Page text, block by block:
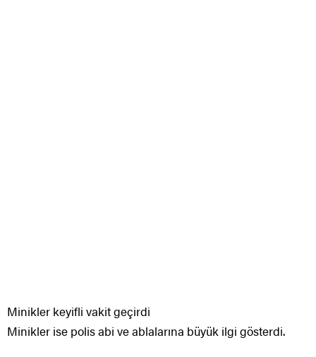
Minikler keyifli vakit geçirdi
Minikler ise polis abi ve ablalarına büyük ilgi gösterdi.